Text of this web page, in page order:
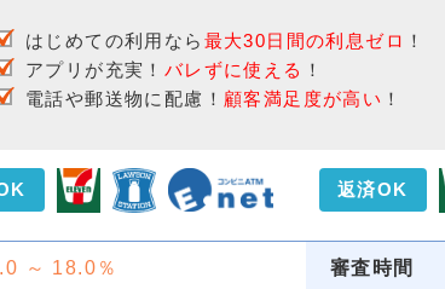
はじめての利用なら 最大30日間の利息ゼロ ！
アプリが充実！ バレずに使える ！
電話や郵送物に配慮！ 顧客満足度が高い ！
返済OK
～ 18.0％ 審査時間